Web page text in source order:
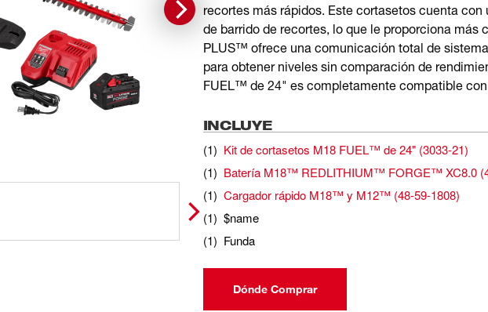
recortes más rápidos. Este cortasetos cuenta
de barrido de recortes, lo que le proporciona
PLUS™ ofrece una comunicación total de
para obtener niveles sin comparación de
FUEL™ de 24" es completamente compatible
INCLUYE
(1) Kit de cortasetos M18 FUEL™ de 24" (3033-21)
(1) Batería M18™ REDLITHIUM™ FORGE™ XC8.0 (
(1) Cargador rápido M18™ y M12™ (48-59-1808)
(1) $name
(1) Funda
Dónde Comprar